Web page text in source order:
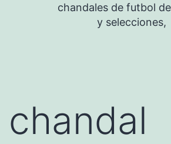
chandales de futbol
y selecciones,
chandal